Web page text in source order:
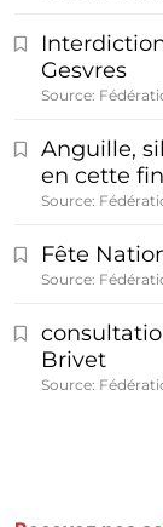
Gesvres
Source:
Anguille,
en cette
Source:
Fête
Source:
Brivet
Source: